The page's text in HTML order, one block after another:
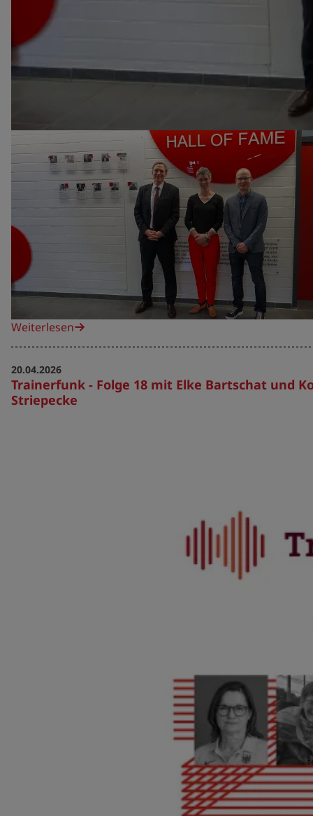
Weiterlesen
Trainerfunk - Folge 18 mit Elke Bartschat und
Striepecke
20.04.2026